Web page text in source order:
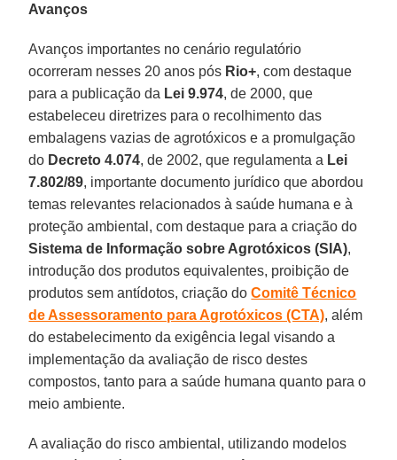
Avanços
Avanços importantes no cenário regulatório
ocorreram nesses 20 anos pós Rio+, com destaque
para a publicação da Lei 9.974, de 2000, que
estabeleceu diretrizes para o recolhimento das
embalagens vazias de agrotóxicos e a promulgação
do Decreto 4.074, de 2002, que regulamenta a Lei
7.802/89, importante documento jurídico que abordou
temas relevantes relacionados à saúde humana e à
proteção ambiental, com destaque para a criação do
Sistema de Informação sobre Agrotóxicos (SIA),
introdução dos produtos equivalentes, proibição de
produtos sem antídotos, criação doComitê Técnico
de Assessoramento para Agrotóxicos (CTA), além
do estabelecimento da exigência legal visando a
implementação da avaliação de risco destes
compostos, tanto para a saúde humana quanto para o
meio ambiente.
A avaliação do risco ambiental, utilizando modelos